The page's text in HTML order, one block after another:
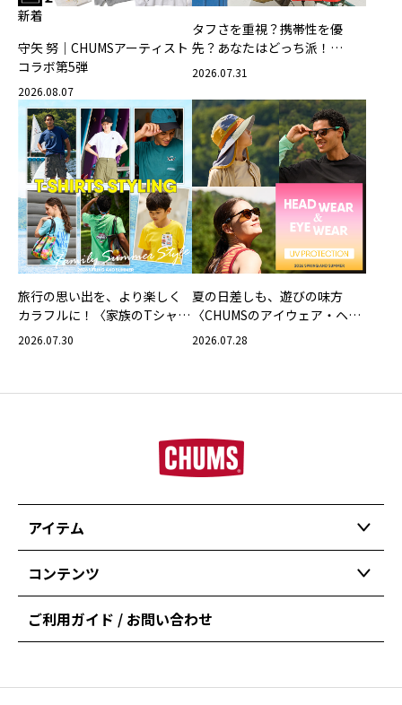
新着
守矢 努｜CHUMSアーティスト
コラボ第5弾
2026.08.07
タフさを重視？携帯性を優
先？あなたはどっち派！
CHUMSの軽量バッグ
2026.07.31
旅行の思い出を、より楽しく
カラフルに！〈家族のTシャツ
スタイリング特集〉
2026.07.30
夏の日差しも、遊びの味方
〈CHUMSのアイウェア・ヘッ
ドウェア〉
2026.07.28
アイテム
コンテンツ
ご利用ガイド / お問い合わせ